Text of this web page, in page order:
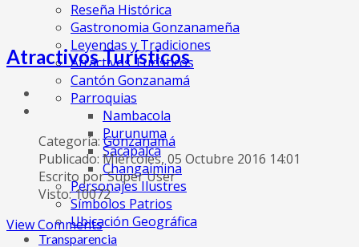
Reseña Histórica
Gastronomia Gonzanameña
Leyendas y Tradiciones
Atractivos Turísticos
Cantón Gonzanamá
Parroquias
Nambacola
Purunuma
Sacapalca
Changaimina
Personajes Ilustres
Símbolos Patrios
Ubicación Geográfica
Transparencia
Atractivos Turísticos
Categoría:Gonzanamá
Publicado: Miércoles, 05 Octubre 2016 14:01
Escrito por Super User
Visto: 10072
View Comments